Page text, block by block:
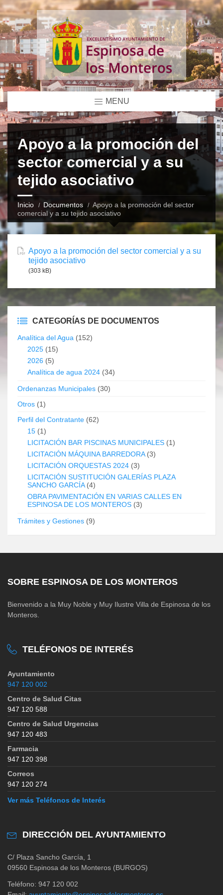
MENU
Apoyo a la promoción del
sector comercial y a su
tejido asociativo
Inicio Documentos
Apoyo a la promoción del sector
comercial y a su tejido asociativo
Apoyo a la promoción del sector comercial y a su
tejido asociativo
(303 kB)
CATEGORÍAS DE DOCUMENTOS
Analítica del Agua (152)
2025 (15)
2026 (5)
Analítica de agua 2024 (34)
Ordenanzas Municipales (30)
Otros (1)
Perfil del Contratante (62)
15 (1)
LICITACIÓN BAR PISCINAS MUNICIPALES (1)
LICITACIÓN MÁQUINA BARREDORA(3)
LICITACIÓN ORQUESTAS 2024 (3)
LICITACIÓN SUSTITUCIÓN GALERÍAS PLAZA
SANCHO GARCÍA(4)
OBRA PAVIMENTACIÓN EN VARIAS CALLES EN
ESPINOSA DE LOS MONTEROS (3)
Trámites y Gestiones (9)
SOBRE ESPINOSA DE LOS MONTEROS
Bienvenido a la Muy Noble y Muy Ilustre Villa de Espinosa de los
Monteros.
TELÉFONOS DE INTERÉS
Ayuntamiento
947 120 002
Centro de Salud Citas
947 120 588
Centro de Salud Urgencias
947 120 483
Farmacia
947 120 398
Correos
947 120 274
Ver más Teléfonos de Interés
DIRECCIÓN DEL AYUNTAMIENTO
C/ Plaza Sancho García, 1
09560 Espinosa de los Monteros (BURGOS)
Teléfono: 947 120 002